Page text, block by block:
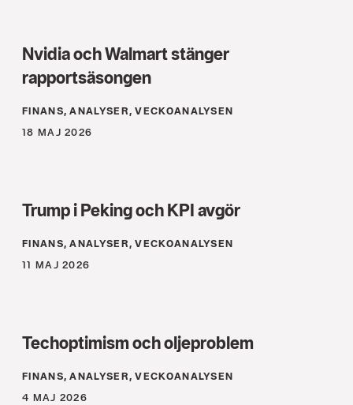
Nvidia och Walmart stänger
rapportsäsongen
FINANS, ANALYSER, VECKOANALYSEN
18 MAJ 2026
Trump i Peking och KPI avgör
FINANS, ANALYSER, VECKOANALYSEN
11 MAJ 2026
Techoptimism och oljeproblem
FINANS, ANALYSER, VECKOANALYSEN
4 MAJ 2026